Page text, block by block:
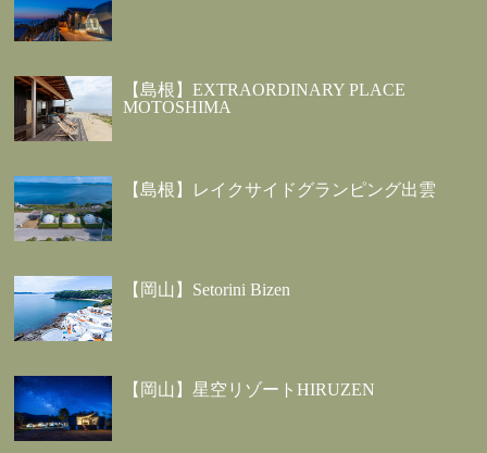
【島根】EXTRAORDINARY PLACE
MOTOSHIMA
【島根】レイクサイドグランピング出雲
【岡山】Setorini Bizen
【岡山】星空リゾートHIRUZEN